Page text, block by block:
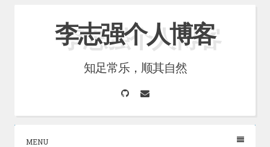
李志强个人博客
知足常乐，顺其自然
GitHubEmail
MENU